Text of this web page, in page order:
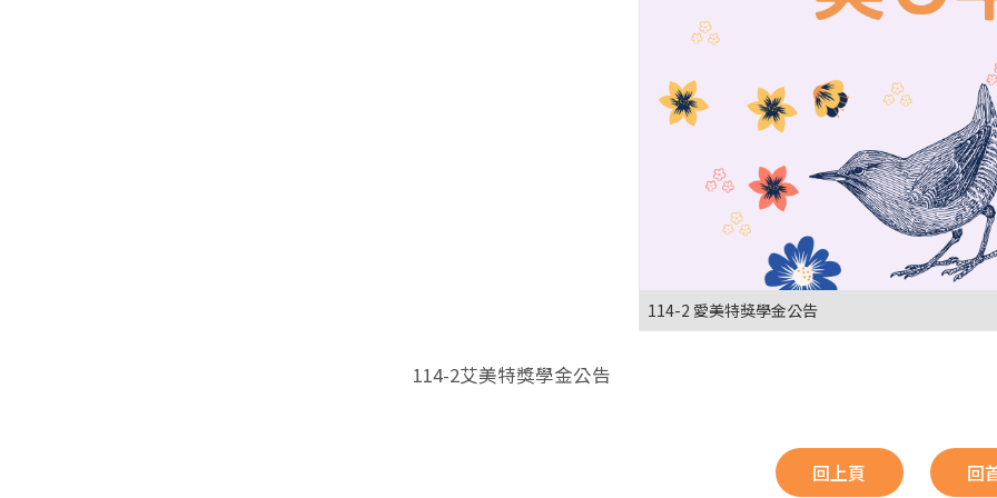
114-2 愛美特獎學金公告
114-2艾美特獎學金公告
回上頁 回